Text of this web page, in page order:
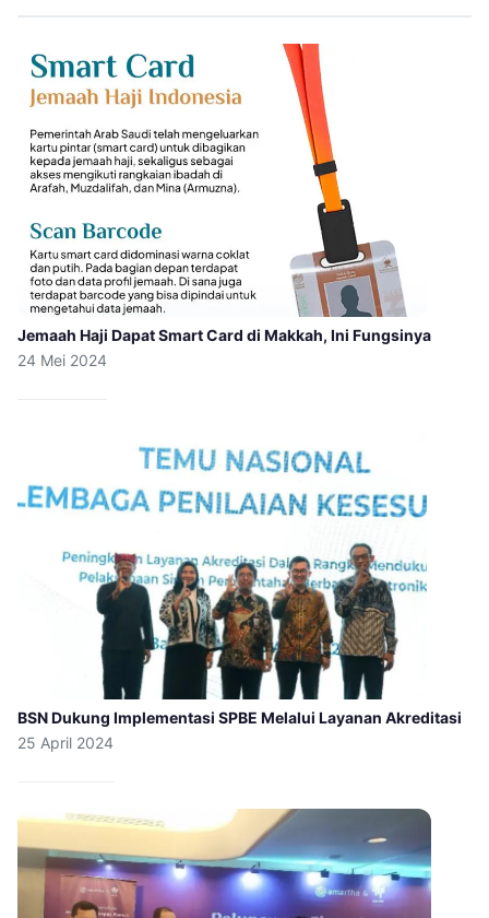
Jemaah Haji Dapat Smart Card di Makkah, Ini Fungsinya
24 Mei 2024
BSN Dukung Implementasi SPBE Melalui Layanan Akreditasi
25 April 2024